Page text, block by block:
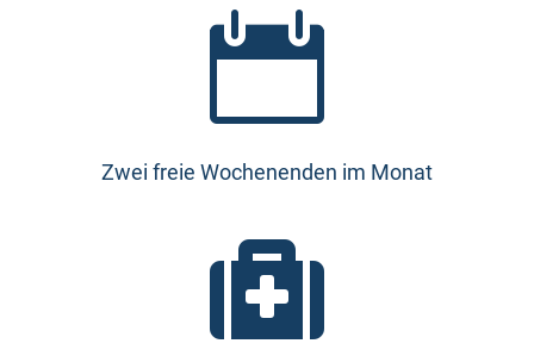

Zwei freie Wochenenden im Monat
